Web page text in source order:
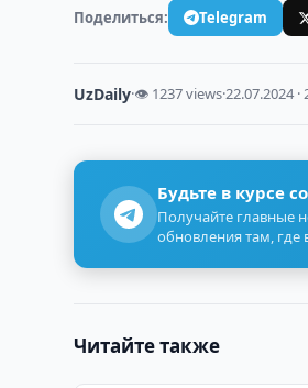
Поделиться: Telegram
UzDaily·👁 1237 views·22.07.2024 ·
Будьте в курсе
Получайте главные
обновления там, где
Читайте также